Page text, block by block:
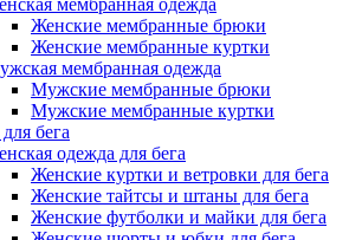
мембранная одежда
Женские мембранные брюки
Женские мембранные куртки
мембранная одежда
Мужские мембранные брюки
Мужские мембранные куртки
бега
одежда для бега
Женские куртки и ветровки для бега
Женские тайтсы и штаны для бега
Женские футболки и майки для бега